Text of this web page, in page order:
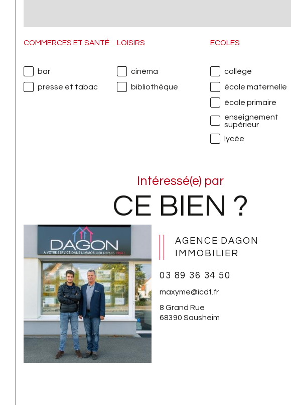
COMMERCES ET SANTÉ
bar
presse et tabac
LOISIRS
cinéma
bibliothèque
ECOLES
collège
école maternelle
école primaire
enseignement
supérieur
lycée
Intéressé(e) par
CE BIEN ?
AGENCE DAGON
IMMOBILIER
03 89 36 34 50
maxyme@icdf.fr
8 Grand Rue
68390 Sausheim